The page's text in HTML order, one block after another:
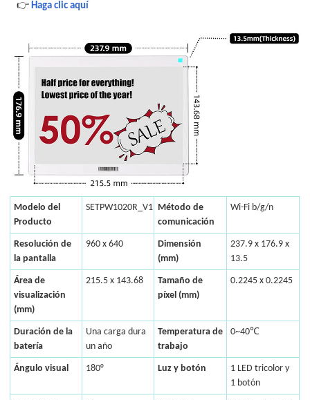
👉Haga clic aquí
Modelo del
Producto
SETPW1020R_V1
Método de
comunicación
Wi-Fi b/g/n
Resolución de
la pantalla
960 x 640
Dimensión
(mm)
237.9 x 176.9 x
13.5
Área de
visualización
(mm)
215.5 x 143.68
Tamaño de
píxel (mm)
0.2245 x 0.2245
Duración de la
batería
Una carga dura
un año
Temperatura de
trabajo
0~40℃
Ángulo visual 180° Luz y botón
1 LED tricolor y
1 botón